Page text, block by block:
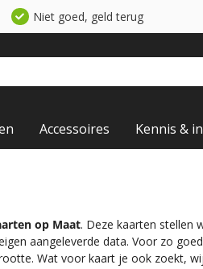
Niet goed, geld terug
Accessoires Kennis &
op Maat. Deze kaarten stellen
aangeleverde data. Voor zo
Wat voor kaart je ook zoekt,